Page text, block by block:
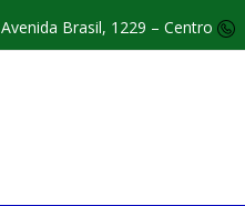
Avenida Brasil, 1229 – Centro